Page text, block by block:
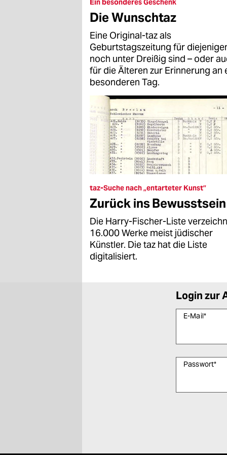
epaper login
Ein besonderes Geschenk
Die Wunschtaz
Eine Original-taz als
Geburtstagszeitung für
noch unter Dreißig sind – oder
für die Älteren zur Erinnerung an
besonderen Tag.
taz-Suche nach „entarteter Kunst”
Zurück ins Bewusstsein
Die Harry-Fischer-Liste
16.000 Werke meist jüdischer
Künstler. Die taz hat die Liste
digitalisiert.
Login zur
E-Mail*
Passwort*